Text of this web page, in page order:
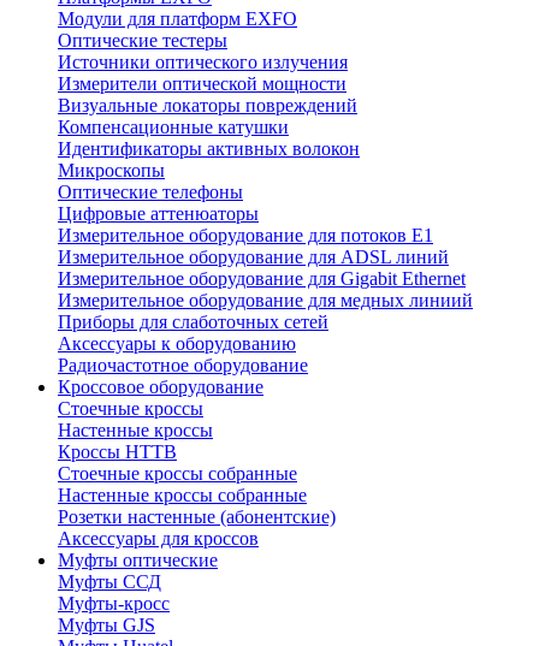
Модули для платформ EXFO
Оптические тестеры
Источники оптического излучения
Измерители оптической мощности
Визуальные локаторы повреждений
Компенсационные катушки
Идентификаторы активных волокон
Микроскопы
Оптические телефоны
Цифровые аттенюаторы
Измерительное оборудование для потоков Е1
Измерительное оборудование для ADSL линий
Измерительное оборудование для Gigabit Ethernet
Измерительное оборудование для медных линиий
Приборы для слаботочных сетей
Аксессуары к оборудованию
Радиочастотное оборудование
Кроссовое оборудование
Стоечные кроссы
Настенные кроссы
Кроссы HTTB
Стоечные кроссы собранные
Настенные кроссы собранные
Розетки настенные (абонентские)
Аксессуары для кроссов
Муфты оптические
Муфты ССД
Муфты-кросс
Муфты GJS